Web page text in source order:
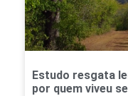
Estudo resgata
por quem viveu